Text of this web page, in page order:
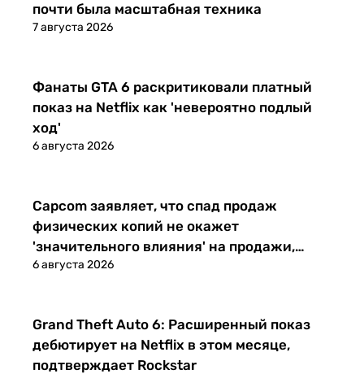
7 августа 2026
почти была масштабная техника
Новости
6 августа 2026
Фанаты GTA 6 раскритиковали платный
показ на Netflix как 'невероятно подлый
ход'
Новости
6 августа 2026
Capcom заявляет, что спад продаж
физических копий не окажет
'значительного влияния' на продажи,
поскольку цифровые продажи
Новости
Grand Theft Auto 6: Расширенный показ
дебютирует на Netflix в этом месяце,
подтверждает Rockstar